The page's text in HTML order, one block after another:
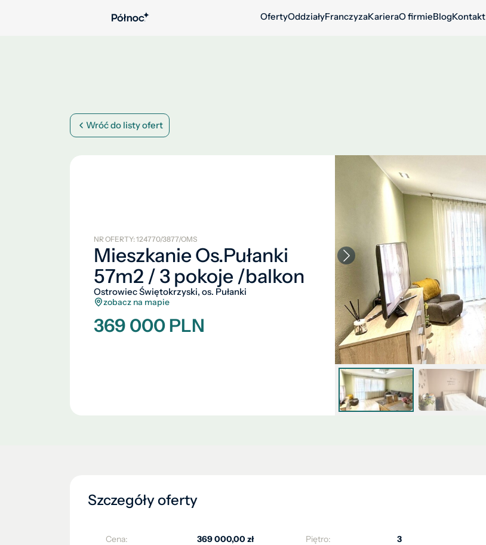
OfertyOddziałyFranczyzaKarieraO firmieBlogKontakt
Wróć do listy ofert
NR OFERTY: 124770/3877/OMS
Mieszkanie Os.Pułanki
57m2 / 3 pokoje /balkon
Ostrowiec Świętokrzyski, os. Pułanki
zobacz na mapie
369 000 PLN
Szczegóły oferty
Cena:
369 000,00 zł
Piętro:
3